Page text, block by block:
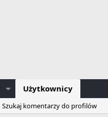
Użytkownicy
Szukaj komentarzy do profilów